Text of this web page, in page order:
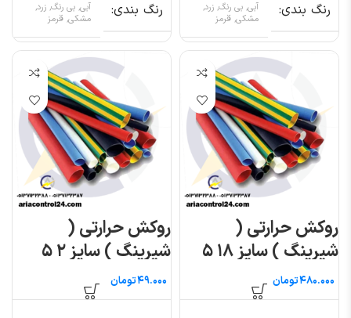
رنگ بندی
آبی, بی رنگ, زرد,
مشکی, قرمز
رنگ بندی
آبی, بی رنگ, زرد,
مشکی, قرمز
روکش حرارتی (
شیرینگ ) سایز ۱۸ ۵
متری تومان
روکش حرارتی (
شیرینگ ) سایز ۲ ۵
متریتومان